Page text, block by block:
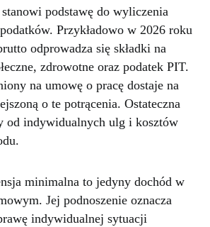
podstawę do wyliczenia
Przykładowo w 2026 roku
odprowadza się składki na
zdrowotne oraz podatek PIT.
na umowę o pracę dostaje na
o te potrącenia. Ostateczna
od indywidualnych ulg i kosztów
minimalna to jedyny dochód w
Jej podnoszenie oznacza
indywidualnej sytuacji